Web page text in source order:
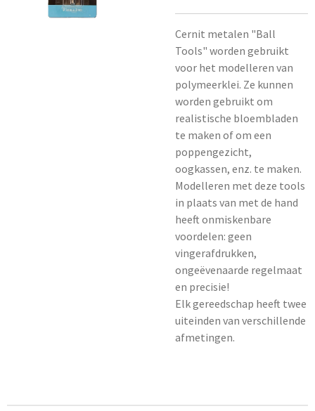
Cernit metalen "Ball
Tools" worden gebruikt
voor het modelleren van
polymeerklei. Ze kunnen
worden gebruikt om
realistische bloembladen
te maken of om een
poppengezicht,
oogkassen, enz. te maken.
Modelleren met deze tools
in plaats van met de hand
heeft onmiskenbare
voordelen: geen
vingerafdrukken,
ongeëvenaarde regelmaat
en precisie!
Elk gereedschap heeft twee
uiteinden van verschillende
afmetingen.